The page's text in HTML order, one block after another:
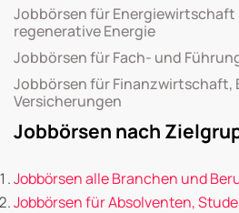
Jobbörsen für Energiewirtschaft
regenerative Energie
Jobbörsen für Fach- und
Jobbörsen für Finanzwirtschaft,
Versicherungen
Jobbörsen nach
Jobbörsen alle Branchen und
Jobbörsen für Absolventen,